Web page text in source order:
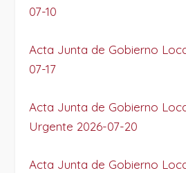
07-10
Acta Junta de Gobierno
07-17
Acta Junta de Gobierno
Urgente 2026-07-20
Acta Junta de Gobierno